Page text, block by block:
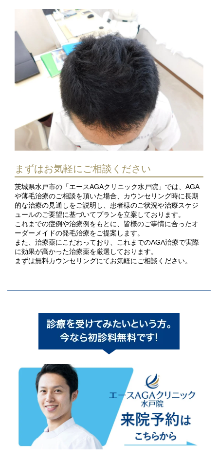
まずはお気軽にご相談ください
茨城県水戸市の「エースAGAクリニック水戸院」では、AGA
や薄毛治療のご相談を頂いた場合、カウンセリング時に長期
的な治療の見通しをご説明し、患者様のご状況や治療スケジ
ュールのご要望に基づいてプランを立案しております。
これまでの症例や治療例をもとに、皆様のご事情に合ったオ
ーダーメイドの発毛治療をご提案します。
また、治療薬にこだわっており、これまでのAGA治療で実際
に効果が高かった治療薬を厳選しております。
まずは無料カウンセリングにてお気軽にご相談ください。